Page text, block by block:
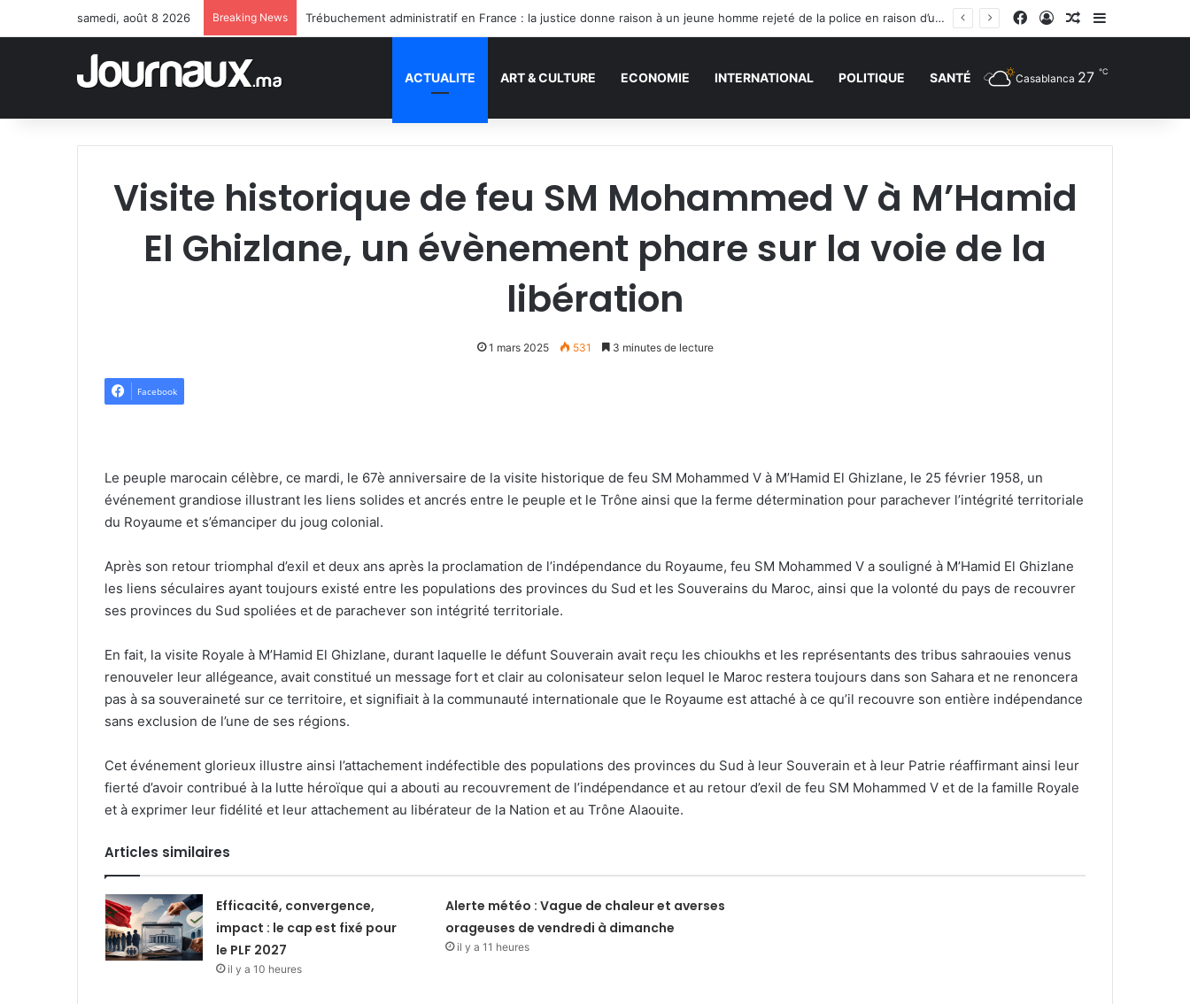
samedi, août 8 2026 Breaking News Trébuchement administratif en France : la justice donne raison à un jeune homme rejeté de la police en raison d’une trace de prière Facebook
Connexion
Article Aléatoire
Sidebar
ACTUALITE ART & CULTURE ECONOMIE INTERNATIONAL POLITIQUE SANTÉ Casablanca 27 ℃
Visite historique de feu SM Mohammed V à M’Hamid
El Ghizlane, un évènement phare sur la voie de la
libération
1 mars 2025 531 3 minutes de lecture
Facebook
Le peuple marocain célèbre, ce mardi, le 67è anniversaire de la visite historique de feu SM Mohammed V à M’Hamid El Ghizlane, le 25 février 1958, un
événement grandiose illustrant les liens solides et ancrés entre le peuple et le Trône ainsi que la ferme détermination pour parachever l’intégrité territoriale
du Royaume et s’émanciper du joug colonial.
Après son retour triomphal d’exil et deux ans après la proclamation de l’indépendance du Royaume, feu SM Mohammed V a souligné à M’Hamid El Ghizlane
les liens séculaires ayant toujours existé entre les populations des provinces du Sud et les Souverains du Maroc, ainsi que la volonté du pays de recouvrer
ses provinces du Sud spoliées et de parachever son intégrité territoriale.
En fait, la visite Royale à M’Hamid El Ghizlane, durant laquelle le défunt Souverain avait reçu les chioukhs et les représentants des tribus sahraouies venus
renouveler leur allégeance, avait constitué un message fort et clair au colonisateur selon lequel le Maroc restera toujours dans son Sahara et ne renoncera
pas à sa souveraineté sur ce territoire, et signifiait à la communauté internationale que le Royaume est attaché à ce qu’il recouvre son entière indépendance
sans exclusion de l’une de ses régions.
Cet événement glorieux illustre ainsi l’attachement indéfectible des populations des provinces du Sud à leur Souverain et à leur Patrie réaffirmant ainsi leur
fierté d’avoir contribué à la lutte héroïque qui a abouti au recouvrement de l’indépendance et au retour d’exil de feu SM Mohammed V et de la famille Royale
et à exprimer leur fidélité et leur attachement au libérateur de la Nation et au Trône Alaouite.
Articles similaires
Efficacité, convergence,
impact : le cap est fixé pour
le PLF 2027
il y a 10 heures
Alerte météo : Vague de chaleur et averses
orageuses de vendredi à dimanche
il y a 11 heures